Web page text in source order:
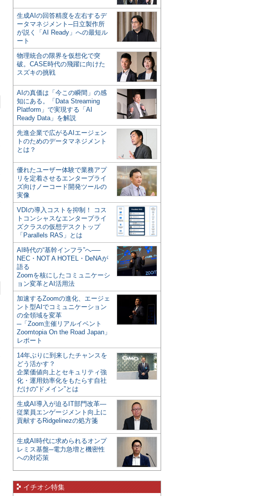
生成AIの回答精度を左右するデ
ータマネジメント─日立製作所
が説く「AI Ready」への最短ル
ート
物理統合の限界を仮想化で突
破。CASE時代の飛躍に向けた
スズキの挑戦
AIの真価は「今この瞬間」の感
知にある。「Data Streaming
Platform」で実現する「AI
Ready Data」を解説
先進企業で広がるAIエージェン
トのためのデータマネジメント
とは？
優れたユーザー体験で業務アプ
リを定着させるエンタープライ
ズ向けノーコード開発ツールの
実像
VDIの導入コストを抑制！ コス
トコンシャスなエンタープライ
ズクラスの仮想デスクトップ
「Parallels RAS」とは
AI時代の“基幹インフラ”へ──
NEC・NOT A HOTEL・DeNAが
語る
Zoomを核にしたコミュニケーシ
ョン変革とAI活用法
加速するZoomの進化、エージェ
ント型AIでコミュニケーション
の全領域を変革
─「Zoom主催リアルイベント
Zoomtopia On the Road Japan」
レポート
14年ぶりに到来したチャンスを
どう活かす？
企業価値向上とセキュリティ強
化・運用効率化をもたらす自社
だけの“ドメイン”とは
生成AI導入が迫るIT部門改革―
従業員エンゲージメント向上に
貢献するRidgelinezの処方箋
生成AI時代に求められるオンプ
レミス基盤─電力急増と機密性
への対応策
イチオシ特集